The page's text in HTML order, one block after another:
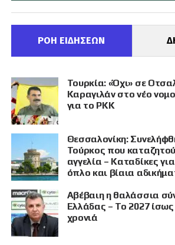
ΡΟΗ ΕΙΔΗΣΕΩΝ
Τουρκία: «Όχι» σε
Καραγιλάν στο νέο
για το PKK
Θεσσαλονίκη:
Τούρκος που
αγγελία – Καταδίκες
όπλο και βίαια
Αβέβαιη η θαλάσσια
Ελλάδας – Το 2027 ίσως
χρονιά